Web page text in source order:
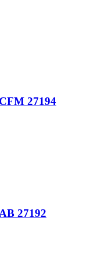
27194
27192